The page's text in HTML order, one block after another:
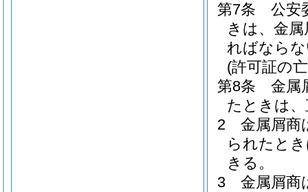
第7条
公安
きは、金
ればなら
(許可証の
第8条
金属
たときは
2
金属屑商
られたと
きる。
3
金属屑商